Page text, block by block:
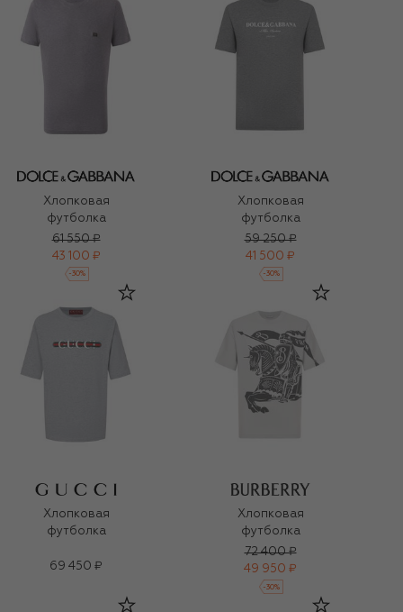
Хлопковая
футболка
61 550 ₽
43 100 ₽
-30%
Хлопковая
футболка
59 250 ₽
41 500 ₽
-30%
Хлопковая
футболка
69 450 ₽
Хлопковая
футболка
72 400 ₽
49 950 ₽
-30%